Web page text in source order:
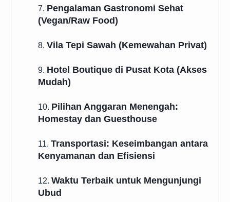
7. Pengalaman Gastronomi Sehat
(Vegan/Raw Food)
8. Vila Tepi Sawah (Kemewahan Privat)
9. Hotel Boutique di Pusat Kota (Akses
Mudah)
10. Pilihan Anggaran Menengah:
Homestay dan Guesthouse
11. Transportasi: Keseimbangan antara
Kenyamanan dan Efisiensi
12. Waktu Terbaik untuk Mengunjungi
Ubud